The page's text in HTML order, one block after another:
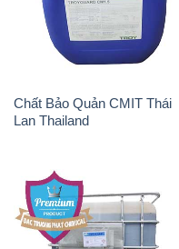
Chất Bảo Quản CMIT Thái
Lan Thailand